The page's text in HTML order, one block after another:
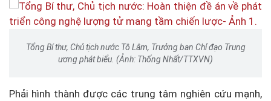
Tổng Bí thư, Chủ tịch nước Tô Lâm, Trưởng ban Chỉ đạo Trung
ương phát biểu. (Ảnh: Thống Nhất/TTXVN)
Phải hình thành được các trung tâm nghiên cứu mạnh,